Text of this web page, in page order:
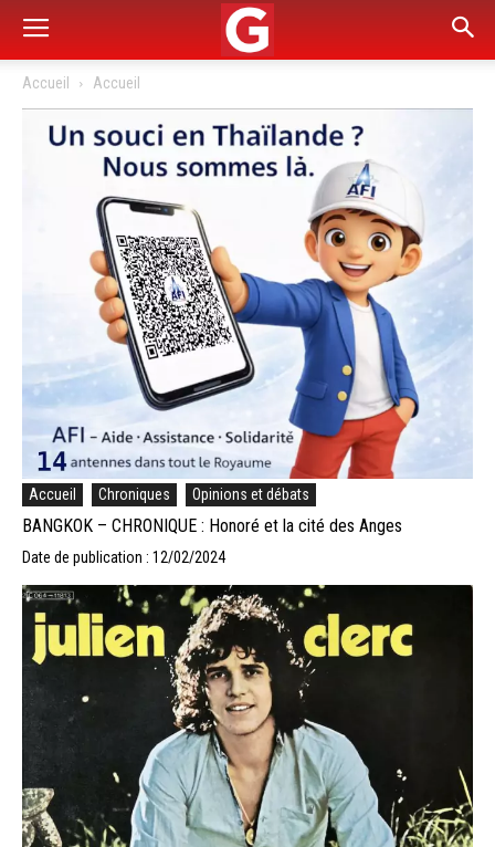
Accueil Accueil
Accueil Chroniques Opinions et débats
BANGKOK – CHRONIQUE : Honoré et la cité des Anges
Date de publication : 12/02/2024